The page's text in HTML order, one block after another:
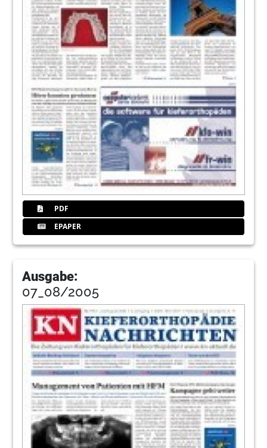
PDF
EPAPER
Ausgabe:
07_08/2005